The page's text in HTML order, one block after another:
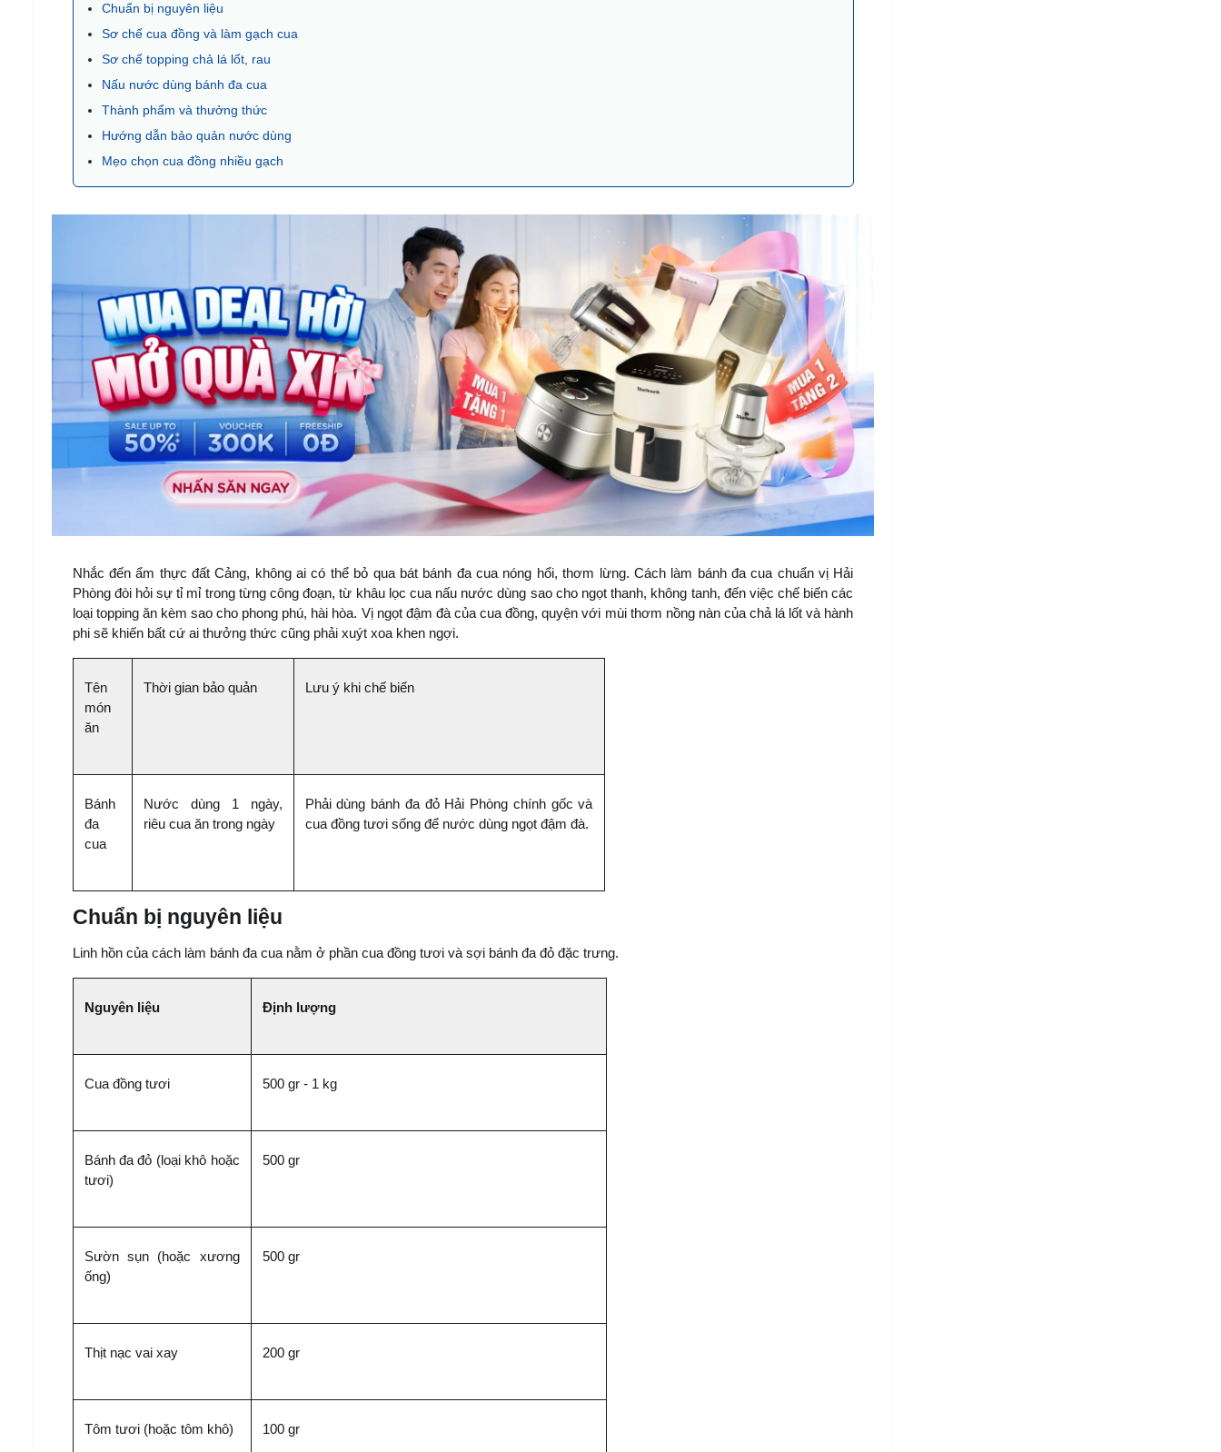
Chuẩn bị nguyên liệu
Sơ chế cua đồng và làm gạch cua
Sơ chế topping chả lá lốt, rau
Nấu nước dùng bánh đa cua
Thành phẩm và thưởng thức
Hướng dẫn bảo quản nước dùng
Mẹo chọn cua đồng nhiều gạch
Nhắc đến ẩm thực đất Cảng, không ai có thể bỏ qua bát bánh đa cua nóng hổi, thơm lừng. Cách làm bánh đa cua chuẩn vị Hải
Phòng đòi hỏi sự tỉ mỉ trong từng công đoạn, từ khâu lọc cua nấu nước dùng sao cho ngọt thanh, không tanh, đến việc chế biến các
loại topping ăn kèm sao cho phong phú, hài hòa. Vị ngọt đậm đà của cua đồng, quyện với mùi thơm nồng nàn của chả lá lốt và hành
phi sẽ khiến bất cứ ai thưởng thức cũng phải xuýt xoa khen ngợi.
Tên
món
ăn
Thời gian bảo quản Lưu ý khi chế biến
Bánh
đa
cua
Nước dùng 1 ngày,
riêu cua ăn trong ngày
Phải dùng bánh đa đỏ Hải Phòng chính gốc và
cua đồng tươi sống để nước dùng ngọt đậm đà.
Chuẩn bị nguyên liệu
Linh hồn của cách làm bánh đa cua nằm ở phần cua đồng tươi và sợi bánh đa đỏ đặc trưng.
Nguyên liệu Định lượng
Cua đồng tươi 500 gr - 1 kg
Bánh đa đỏ (loại khô hoặc
tươi)
500 gr
Sườn sụn (hoặc xương
ống)
500 gr
Thịt nạc vai xay 200 gr
Tôm tươi (hoặc tôm khô) 100 gr